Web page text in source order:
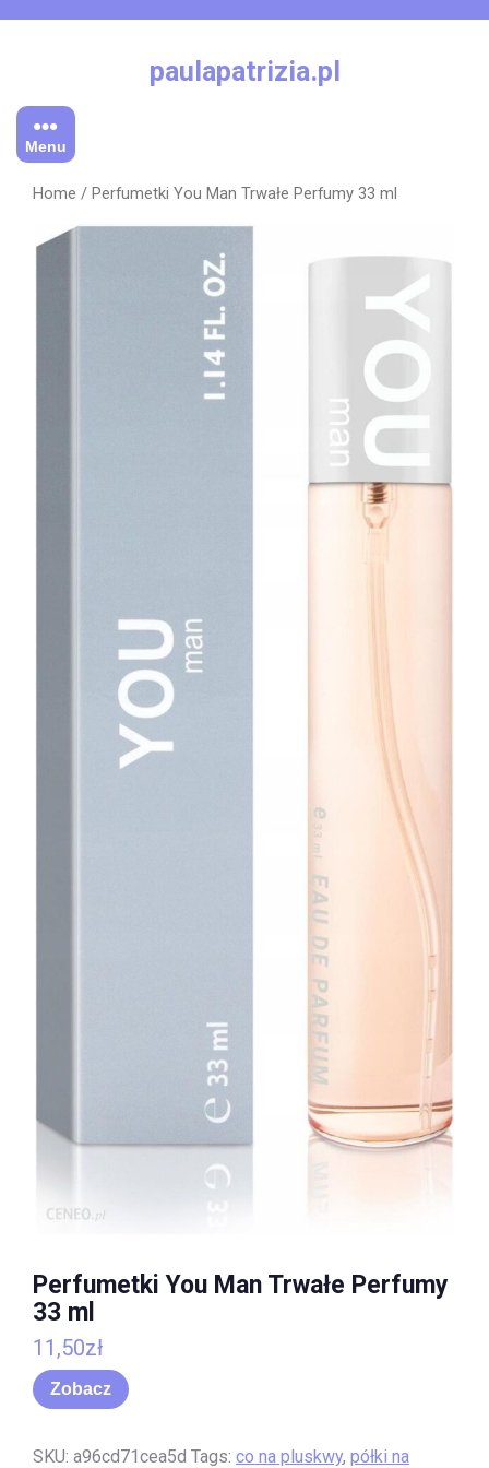
paulapatrizia.pl
Menu
Home / Perfumetki You Man Trwałe Perfumy 33 ml
Perfumetki You Man Trwałe Perfumy
33 ml
11,50zł
Zobacz
SKU: a96cd71cea5d Tags: co na pluskwy, półki na